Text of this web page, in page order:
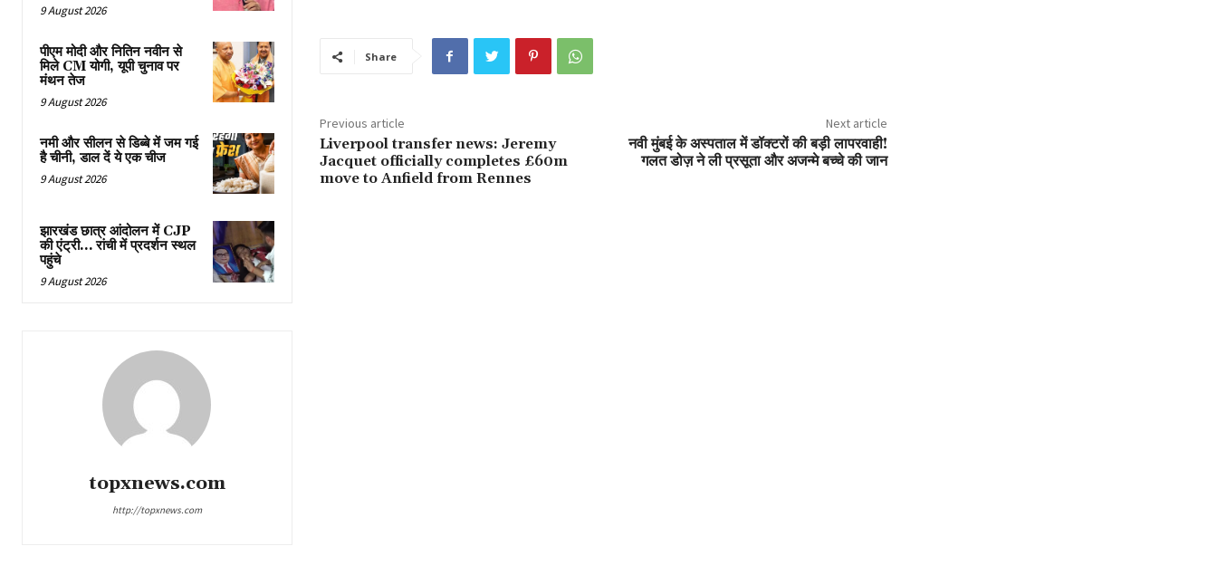
9 August 2026
पीएम मोदी और नितिन नवीन से
मिले CM योगी, यूपी चुनाव पर
मंथन तेज
9 August 2026
नमी और सीलन से डिब्बे में जम गई
है चीनी, डाल दें ये एक चीज
9 August 2026
झारखंड छात्र आंदोलन में CJP
की एंट्री… रांची में प्रदर्शन स्थल
पहुंचे
9 August 2026
topxnews.com
http://topxnews.com
Share
Previous article
Liverpool transfer news: Jeremy
Jacquet officially completes £60m
move to Anfield from Rennes
Next article
नवी मुंबई के अस्पताल में डॉक्टरों की बड़ी लापरवाही!
गलत डोज़ ने ली प्रसूता और अजन्मे बच्चे की जान